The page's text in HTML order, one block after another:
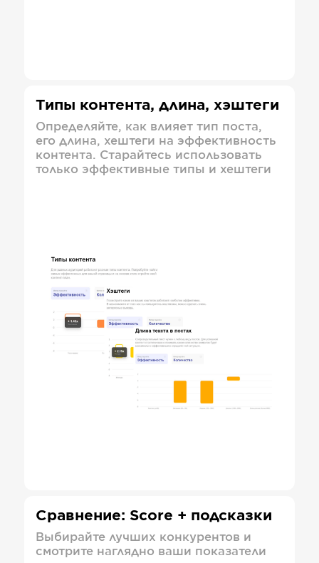
Типы контента, длина, хэштеги
Определяйте, как влияет тип поста,
его длина, хештеги на эффективность
контента. Старайтесь использовать
только эффективные типы и хештеги
Сравнение: Score + подсказки
Выбирайте лучших конкурентов и
смотрите наглядно ваши показатели